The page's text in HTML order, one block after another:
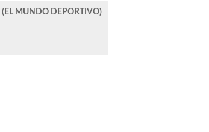
MUNDO DEPORTIVO)